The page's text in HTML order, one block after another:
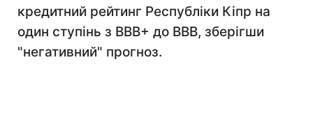
кредитний рейтинг Республіки Кіпр на
один ступінь з ВВВ+ до ВВВ, зберігши
"негативний" прогноз.